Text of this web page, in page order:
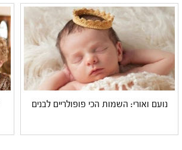
נועם ואורי: השמות הכי פופולריים לבנים